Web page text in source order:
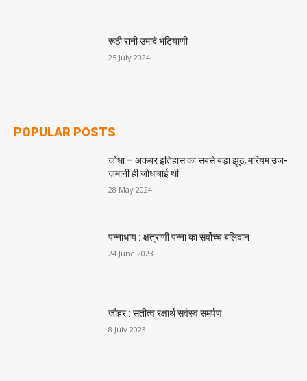
रूठी रानी उमादे भटियाणी
25 July 2024
POPULAR POSTS
जोधा – अकबर इतिहास का सबसे बड़ा झूठ, मरियम उज़-
ज़मानी ही जोधाबाई थी
28 May 2024
पन्नाधाय : क्षत्राणी पन्ना का सर्वोच्च बलिदान
24 June 2023
जौहर : सतीत्व रक्षार्थ सर्वस्व समर्पण
8 July 2023